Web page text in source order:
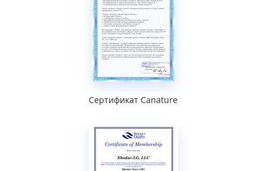
Сертификат Canature